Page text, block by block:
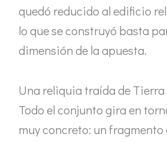
quedó reducido al edificio
lo que se construyó basta
dimensión de la apuesta.
Una reliquia traída de
Todo el conjunto gira en
muy concreto: un fragmento